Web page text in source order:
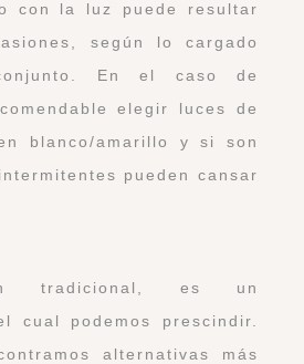
con la luz puede resultar
según lo cargado
En el caso de
elegir luces de
blanco/amarillo y si son
pueden cansar
tradicional, es un
cual podemos prescindir.
alternativas más